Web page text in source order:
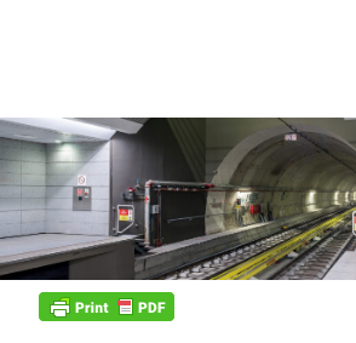
Εθνική
Η σελίδα βρίσκεται υπό κατασκευή.